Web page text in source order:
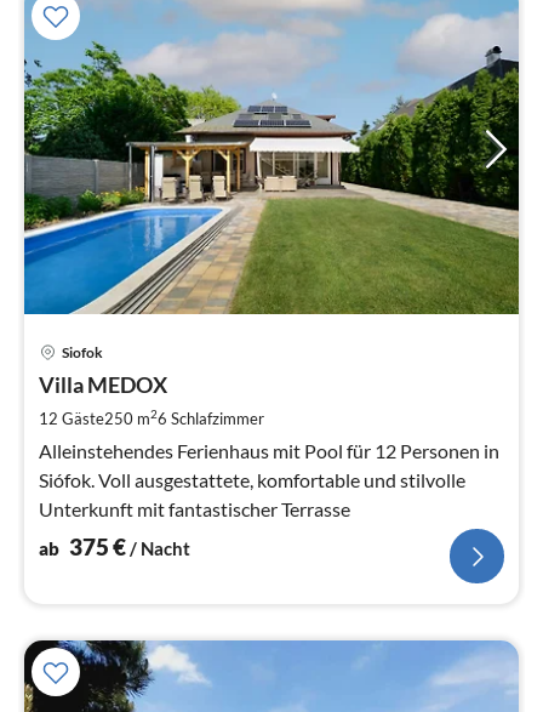
Siofok
Villa MEDOX
12 Gäste250 m26 Schlafzimmer
Alleinstehendes Ferienhaus mit Pool für 12 Personen in
Siófok. Voll ausgestattete, komfortable und stilvolle
Unterkunft mit fantastischer Terrasse
ab 375€/ Nacht